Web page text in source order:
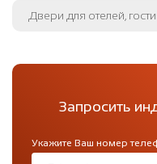
Двери для отелей,
Запросить
Укажите Ваш номер